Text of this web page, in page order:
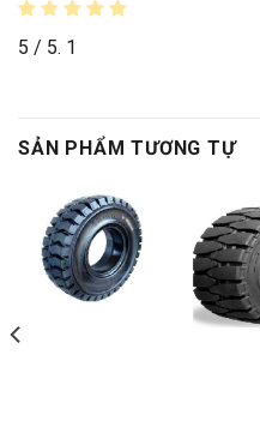
5 / 5. 1
SẢN PHẨM TƯƠNG TỰ